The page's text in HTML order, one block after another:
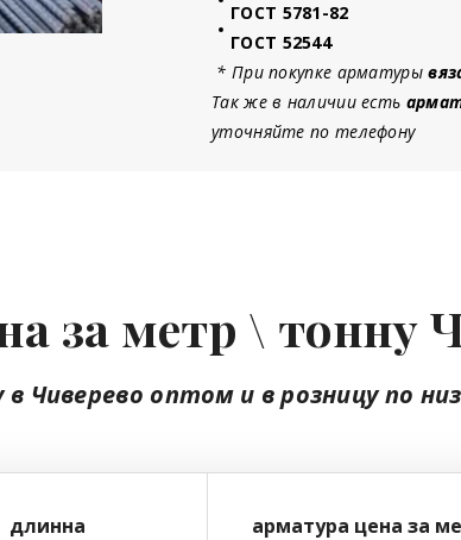
ГОСТ 5781-82
ГОСТ 52544
* При покупке арматуры
Так же в наличии есть
уточняйте по телефону
за метр \ тонну
Чиверево оптоми в розницупо
длинна арматура цена за